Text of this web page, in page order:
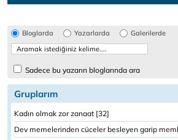
Bloglarda Yazarlarda Galerilerde
Sadece bu yazarın bloglarında ara
Gruplarım
Kadın olmak zor zanaat [32]
Dev memelerinden cüceler besleyen garip